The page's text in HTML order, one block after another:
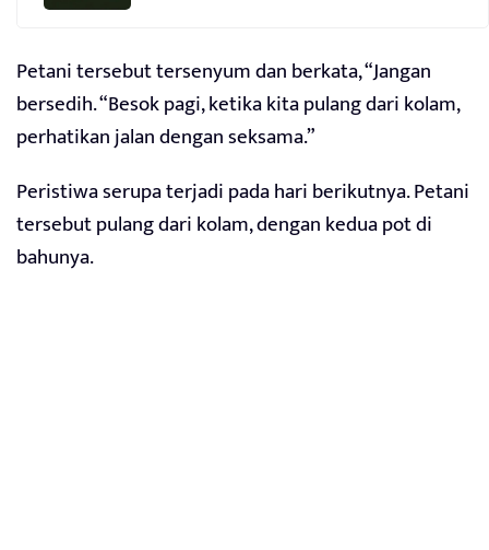
Petani tersebut tersenyum dan berkata, “Jangan
bersedih. “Besok pagi, ketika kita pulang dari kolam,
perhatikan jalan dengan seksama.”
Peristiwa serupa terjadi pada hari berikutnya. Petani
tersebut pulang dari kolam, dengan kedua pot di
bahunya.